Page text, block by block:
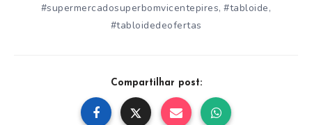
#supermercadosuperbomvicentepires,#tabloide,
#tabloidedeofertas
Compartilhar post: